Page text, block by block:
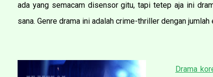
ada yang semacam disensor gitu, tapi tetep aja ini
sana. Genre drama ini adalah crime-thriller dengan
Drama